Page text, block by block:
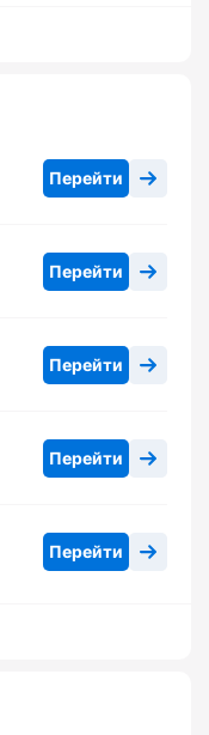
Перейти
Перейти
Перейти
Перейти
Перейти